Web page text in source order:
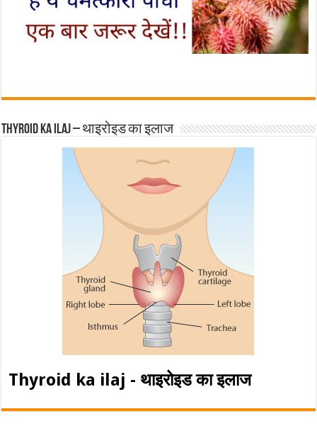
Thyroid ka ilaj – थाइरोइड का इलाज
Thyroid ka ilaj - थाइरोइड का इलाज